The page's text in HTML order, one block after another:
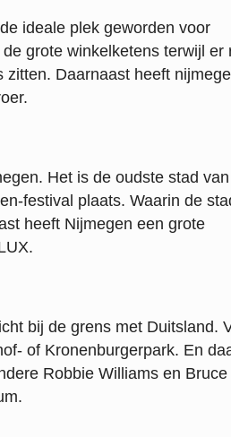
ideale plek geworden voor
grote winkelketens terwijl er
Daarnaast heeft
Het is de oudste stad van
festival plaats. Waarin de
heeft Nijmegen een grote
bij de grens met Duitsland.
of Kronenburgerpark. En
Robbie Williams en Bruce